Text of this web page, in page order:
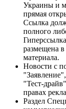
Украины и
прямая
Ссылка
полного
размещена в
материала.
Новости с
"Тест-
правах
Раздел